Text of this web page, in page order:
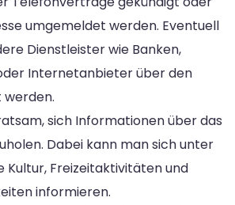
umgemeldet werden. Eventuell
Dienstleister wie Banken,
Internetanbieter über den
werden.
sich Informationen über das
Dabei kann man sich unter
Kultur, Freizeitaktivitäten und
informieren.